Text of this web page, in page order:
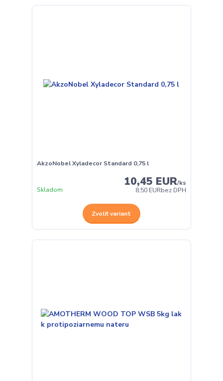
AkzoNobel Xyladecor Standard 0,75 l
10,45 EUR/ks
8,50 EURbez DPH
Skladom
Zvoliť variant